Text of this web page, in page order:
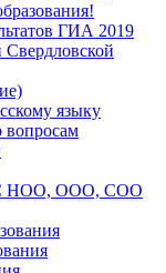
ГИА 2019
языку
вопросам
НОО, ООО, СОО